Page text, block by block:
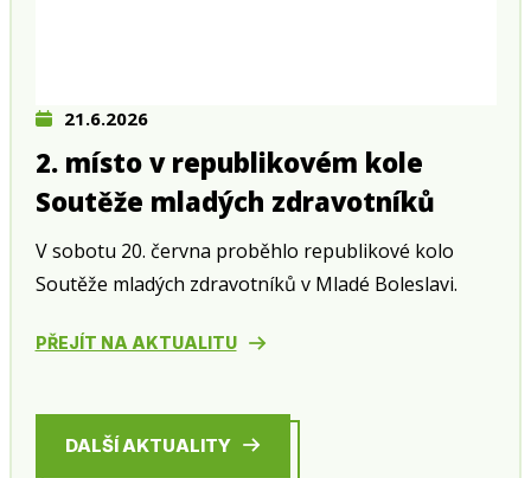
21.6.2026
2. místo v republikovém kole
Soutěže mladých zdravotníků
V sobotu 20. června proběhlo republikové kolo
Soutěže mladých zdravotníků v Mladé Boleslavi.
PŘEJÍT NA AKTUALITU
DALŠÍ AKTUALITY